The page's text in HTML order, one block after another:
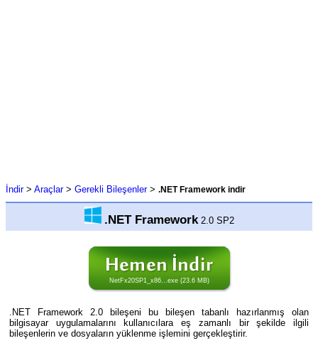
İndir> Araçlar> Gerekli Bileşenler> .NET Framework indir
.NET Framework2.0 SP2
NetFx20SP1_x86...exe (23.6 MB)
.NET Framework 2.0 bileşeni bu bileşen tabanlı hazırlanmış olan
bilgisayar uygulamalarını kullanıcılara eş zamanlı bir şekilde ilgili
bileşenlerin ve dosyaların yüklenme işlemini gerçekleştirir.